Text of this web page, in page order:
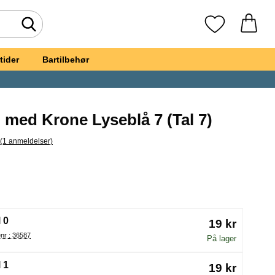
Foretag søgning Mine favoritter
Bartilbehør
med Krone Lyseblå 7 (Tal 7)
til alle anmeldelser
(1 anmeldelser)
af en ny radioknap vil genindlæse siden)
0
Varenr : 36587
19 kr
På lager
1 19 kr